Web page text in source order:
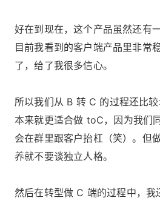
好在到现在，这个产品虽然还有
目前我看到的客户端产品里非常
了，给了我很多信心。
所以我们从 B 转 C 的过程还比
本来就更适合做 toC，因为我们
会在群里跟客户抬杠（笑）。但
养就不要谈独立人格。
然后在转型做 C 端的过程中，我